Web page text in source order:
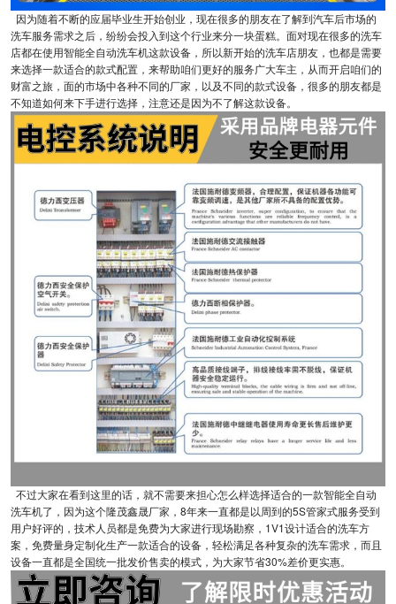
因为随着不断的应届毕业生开始创业，现在很多的朋友在了解到汽车后市场的
洗车服务需求之后，纷纷会投入到这个行业来分一块蛋糕。面对现在很多的洗车
店都在使用智能全自动洗车机这款设备，所以新开始的洗车店朋友，也都是需要
来选择一款适合的款式配置，来帮助咱们更好的服务广大车主，从而开启咱们的
财富之旅，面的市场中各种不同的厂家，以及不同的款式设备，很多的朋友都是
不知道如何来下手进行选择，注意还是因为不了解这款设备。
不过大家在看到这里的话，就不需要来担心怎么样选择适合的一款智能全自动
洗车机了，因为这个隆茂鑫晟厂家，8年来一直都是以周到的5S管家式服务受到
用户好评的，技术人员都是免费为大家进行现场勘察，1V1设计适合的洗车方
案，免费量身定制化生产一款适合的设备，轻松满足各种复杂的洗车需求，而且
设备一直都是全国统一批发价售卖的模式，为大家节省30%差价更实惠。